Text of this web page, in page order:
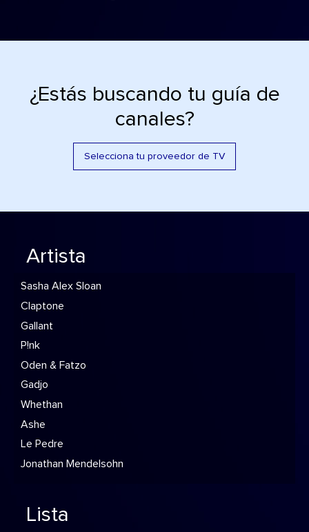
¿Estás buscando tu guía de
canales?
Selecciona tu proveedor de TV
Artista
Sasha Alex Sloan
Claptone
Gallant
P!nk
Oden & Fatzo
Gadjo
Whethan
Ashe
Le Pedre
Jonathan Mendelsohn
Lista